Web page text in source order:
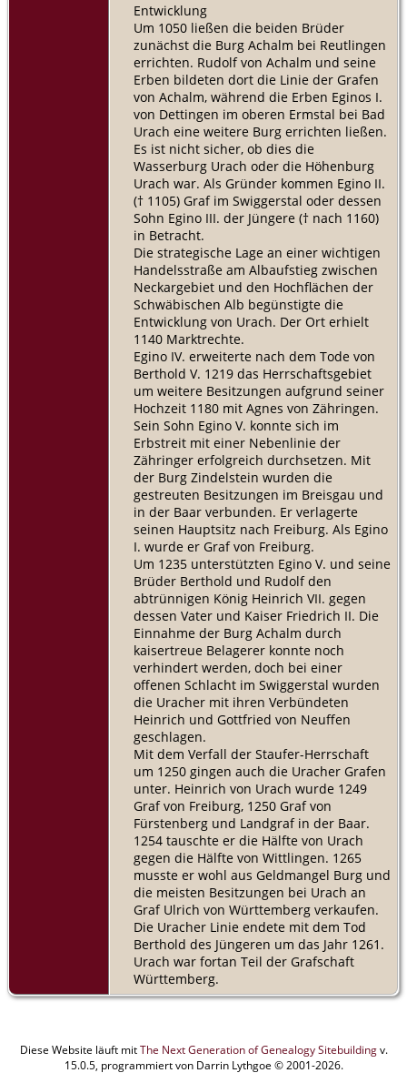
Entwicklung
Um 1050 ließen die beiden Brüder
zunächst die Burg Achalm bei Reutlingen
errichten. Rudolf von Achalm und seine
Erben bildeten dort die Linie der Grafen
von Achalm, während die Erben Eginos I.
von Dettingen im oberen Ermstal bei Bad
Urach eine weitere Burg errichten ließen.
Es ist nicht sicher, ob dies die
Wasserburg Urach oder die Höhenburg
Urach war. Als Gründer kommen Egino II.
(† 1105) Graf im Swiggerstal oder dessen
Sohn Egino III. der Jüngere († nach 1160)
in Betracht.
Die strategische Lage an einer wichtigen
Handelsstraße am Albaufstieg zwischen
Neckargebiet und den Hochflächen der
Schwäbischen Alb begünstigte die
Entwicklung von Urach. Der Ort erhielt
1140 Marktrechte.
Egino IV. erweiterte nach dem Tode von
Berthold V. 1219 das Herrschaftsgebiet
um weitere Besitzungen aufgrund seiner
Hochzeit 1180 mit Agnes von Zähringen.
Sein Sohn Egino V. konnte sich im
Erbstreit mit einer Nebenlinie der
Zähringer erfolgreich durchsetzen. Mit
der Burg Zindelstein wurden die
gestreuten Besitzungen im Breisgau und
in der Baar verbunden. Er verlagerte
seinen Hauptsitz nach Freiburg. Als Egino
I. wurde er Graf von Freiburg.
Um 1235 unterstützten Egino V. und seine
Brüder Berthold und Rudolf den
abtrünnigen König Heinrich VII. gegen
dessen Vater und Kaiser Friedrich II. Die
Einnahme der Burg Achalm durch
kaisertreue Belagerer konnte noch
verhindert werden, doch bei einer
offenen Schlacht im Swiggerstal wurden
die Uracher mit ihren Verbündeten
Heinrich und Gottfried von Neuffen
geschlagen.
Mit dem Verfall der Staufer-Herrschaft
um 1250 gingen auch die Uracher Grafen
unter. Heinrich von Urach wurde 1249
Graf von Freiburg, 1250 Graf von
Fürstenberg und Landgraf in der Baar.
1254 tauschte er die Hälfte von Urach
gegen die Hälfte von Wittlingen. 1265
musste er wohl aus Geldmangel Burg und
die meisten Besitzungen bei Urach an
Graf Ulrich von Württemberg verkaufen.
Die Uracher Linie endete mit dem Tod
Berthold des Jüngeren um das Jahr 1261.
Urach war fortan Teil der Grafschaft
Württemberg.
Diese Website läuft mitThe Next Generation of Genealogy Sitebuildingv.
15.0.5, programmiert von Darrin Lythgoe © 2001-2026.